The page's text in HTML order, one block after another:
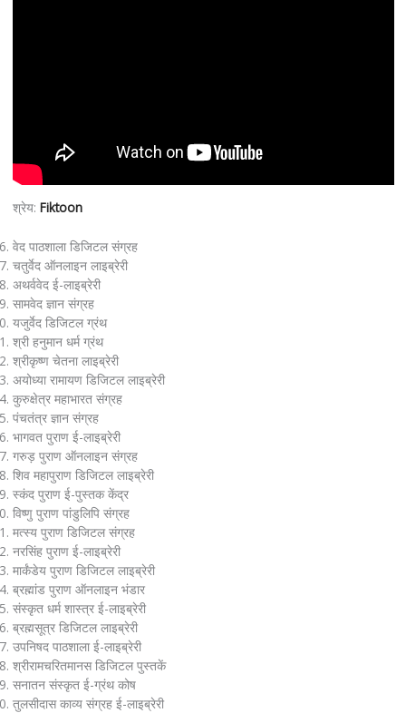
श्रेय: Fiktoon
वेद पाठशाला डिजिटल संग्रह
चतुर्वेद ऑनलाइन लाइब्रेरी
अथर्ववेद ई-लाइब्रेरी
सामवेद ज्ञान संग्रह
यजुर्वेद डिजिटल ग्रंथ
श्री हनुमान धर्म ग्रंथ
श्रीकृष्ण चेतना लाइब्रेरी
अयोध्या रामायण डिजिटल लाइब्रेरी
कुरुक्षेत्र महाभारत संग्रह
पंचतंत्र ज्ञान संग्रह
भागवत पुराण ई-लाइब्रेरी
गरुड़ पुराण ऑनलाइन संग्रह
शिव महापुराण डिजिटल लाइब्रेरी
स्कंद पुराण ई-पुस्तक केंद्र
विष्णु पुराण पांडुलिपि संग्रह
मत्स्य पुराण डिजिटल संग्रह
नरसिंह पुराण ई-लाइब्रेरी
मार्कंडेय पुराण डिजिटल लाइब्रेरी
ब्रह्मांड पुराण ऑनलाइन भंडार
संस्कृत धर्म शास्त्र ई-लाइब्रेरी
ब्रह्मसूत्र डिजिटल लाइब्रेरी
उपनिषद पाठशाला ई-लाइब्रेरी
श्रीरामचरितमानस डिजिटल पुस्तकें
सनातन संस्कृत ई-ग्रंथ कोष
तुलसीदास काव्य संग्रह ई-लाइब्रेरी